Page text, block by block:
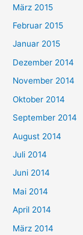
März 2015
Februar 2015
Januar 2015
Dezember 2014
November 2014
Oktober 2014
September 2014
August 2014
Juli 2014
Juni 2014
Mai 2014
April 2014
März 2014